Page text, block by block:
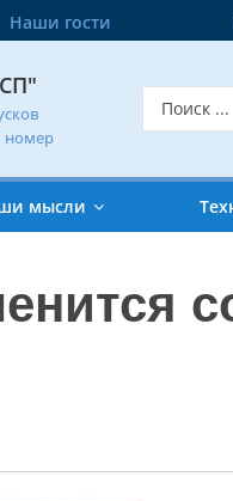
Наши гости
номер
мысли